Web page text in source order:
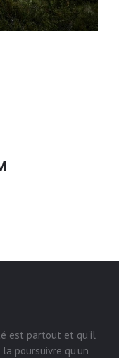
est partout et qu'il
poursuivre qu'un